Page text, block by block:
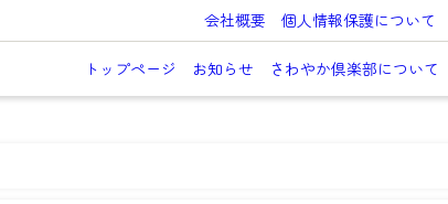
会社概要 個人情報保護について
トップページ お知らせ さわやか倶楽部について